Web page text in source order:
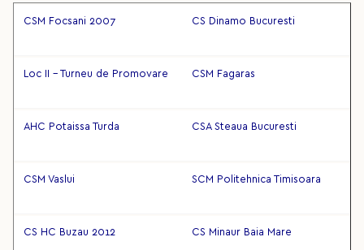
CSM Focsani 2007 CS Dinamo Bucuresti
Loc II - Turneu de Promovare CSM Fagaras
AHC Potaissa Turda CSA Steaua Bucuresti
CSM Vaslui SCM Politehnica Timisoara
CS HC Buzau 2012 CS Minaur Baia Mare